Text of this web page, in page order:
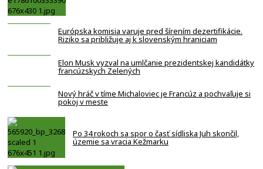
Európska komisia varuje pred šírením dezertifikácie.
Riziko sa približuje aj k slovenským hraniciam
Elon Musk vyzval na umlčanie prezidentskej kandidátky
francúzskych Zelených
Nový hráč v tíme Michaloviec je Francúz a pochvaľuje si
pokoj v meste
Po 34 rokoch sa spor o časť sídliska Juh skončil,
územie sa vracia Kežmarku